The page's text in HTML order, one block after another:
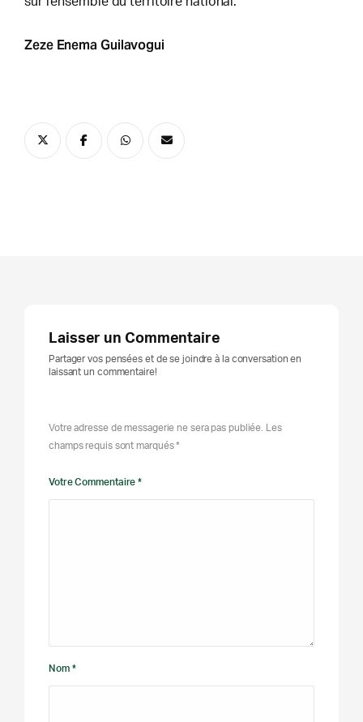
Zeze Enema Guilavogui
Laisser un Commentaire
Partager vos pensées et de se joindre à la conversation en
laissant un commentaire!
Votre adresse de messagerie ne sera pas publiée. Les
champs requis sont marqués *
Votre Commentaire *
Nom *